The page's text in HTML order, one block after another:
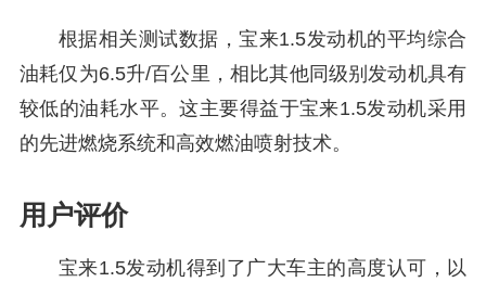
根据相关测试数据，宝来1.5发动机的平均综合
油耗仅为6.5升/百公里，相比其他同级别发动机具有
较低的油耗水平。这主要得益于宝来1.5发动机采用
的先进燃烧系统和高效燃油喷射技术。
用户评价
宝来1.5发动机得到了广大车主的高度认可，以